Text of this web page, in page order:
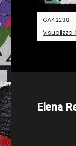
GA42238 -
Visualizza
Elena